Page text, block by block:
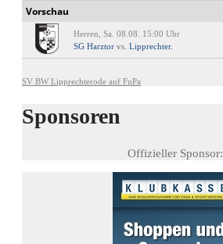
Vorschau
Herren, Sa. 08.08. 15:00 Uhr
SG Harztor vs. Lipprechter.
SV BW Lipprechterode auf FuPa
Sponsoren
Offizieller Sponsor: